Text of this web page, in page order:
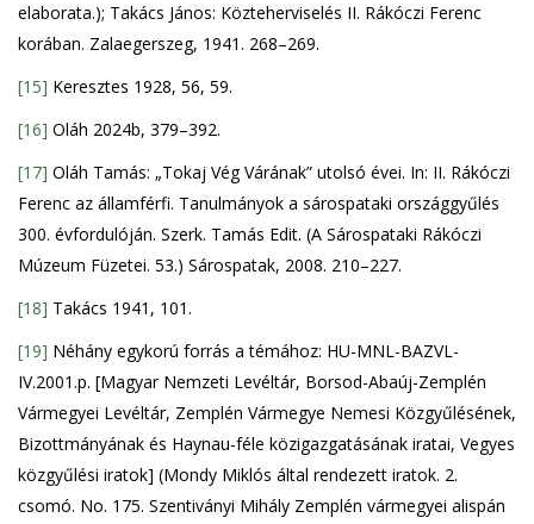
elaborata.); Takács János: Közteherviselés II. Rákóczi Ferenc
korában. Zalaegerszeg, 1941. 268–269.
[15] Keresztes 1928, 56, 59.
[16] Oláh 2024b, 379–392.
[17] Oláh Tamás: „Tokaj Vég Várának” utolsó évei. In: II. Rákóczi
Ferenc az államférfi. Tanulmányok a sárospataki országgyűlés
300. évfordulóján. Szerk. Tamás Edit. (A Sárospataki Rákóczi
Múzeum Füzetei. 53.) Sárospatak, 2008. 210–227.
[18] Takács 1941, 101.
[19] Néhány egykorú forrás a témához: HU-MNL-BAZVL-
IV.2001.p. [Magyar Nemzeti Levéltár, Borsod-Abaúj-Zemplén
Vármegyei Levéltár, Zemplén Vármegye Nemesi Közgyűlésének,
Bizottmányának és Haynau-féle közigazgatásának iratai, Vegyes
közgyűlési iratok] (Mondy Miklós által rendezett iratok. 2.
csomó. No. 175. Szentiványi Mihály Zemplén vármegyei alispán